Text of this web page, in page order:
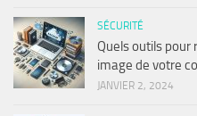
SÉCURITÉ
Quels outils pour
image de votre
JANVIER 2, 2024